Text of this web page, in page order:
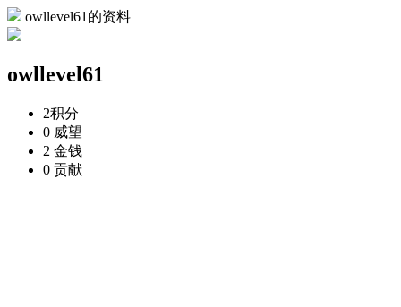
owllevel61的资料
owllevel61
2积分
0 威望
2 金钱
0 贡献